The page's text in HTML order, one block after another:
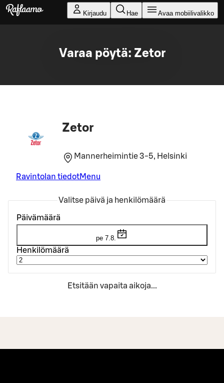
Siirry pääsisältöön
Kirjaudu Hae Avaa mobiilivalikko
Varaa pöytä: Zetor
Zetor
Mannerheimintie 3-5, Helsinki
Ravintolan tiedotMenu
Valitse päivä ja henkilömäärä
Päivämäärä
pe 7.8.
Henkilömäärä
Etsitään vapaita aikoja...